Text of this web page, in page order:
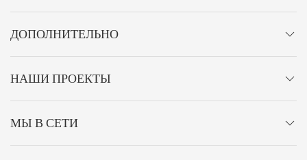
ДОПОЛНИТЕЛЬНО
НАШИ ПРОЕКТЫ
МЫ В СЕТИ